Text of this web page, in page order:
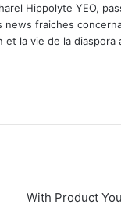
Hippolyte YEO,
news fraiches
et la vie de la diaspora
With Product